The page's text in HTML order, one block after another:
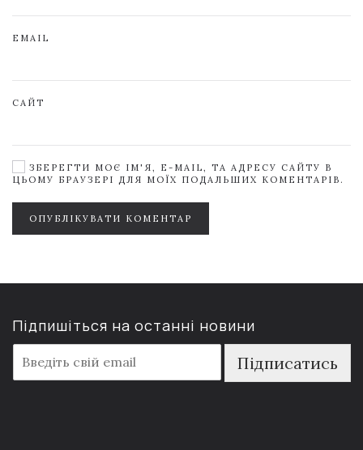
EMAIL
САЙТ
ЗБЕРЕГТИ МОЄ ІМ'Я, E-MAIL, ТА АДРЕСУ САЙТУ В
ЦЬОМУ БРАУЗЕРІ ДЛЯ МОЇХ ПОДАЛЬШИХ КОМЕНТАРІВ.
ОПУБЛІКУВАТИ КОМЕНТАР
Підпишіться на останні новини
m
a
Підписатись